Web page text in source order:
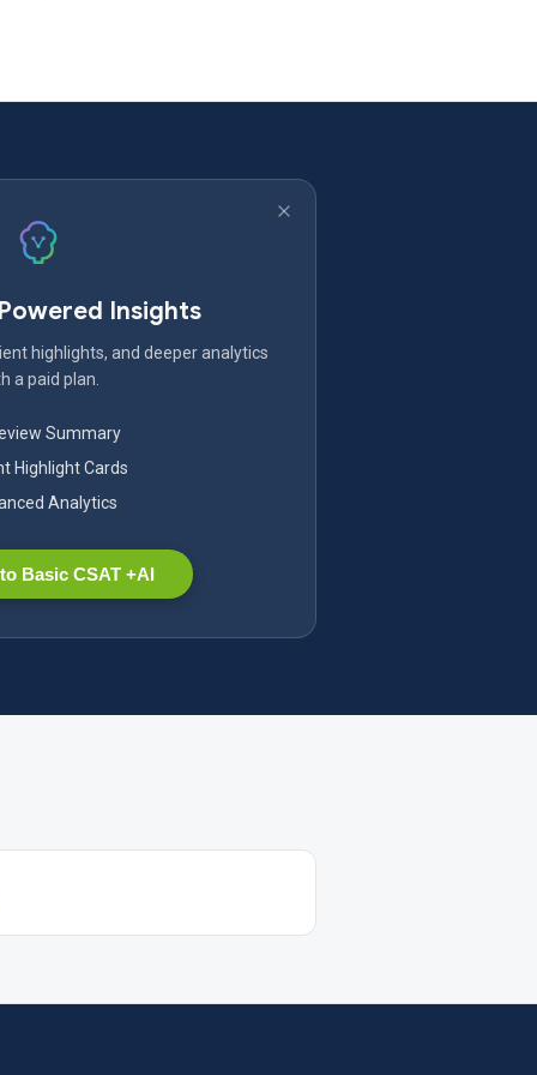
Insights
highlights, and deeper analytics
a paid plan.
Summary
Highlight Cards
Analytics
Basic CSAT +AI